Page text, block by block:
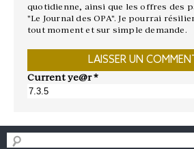
quotidienne, ainsi que les offres des
"Le Journal des OPA". Je pourrai
tout moment et sur simple demande.
Current ye@r*